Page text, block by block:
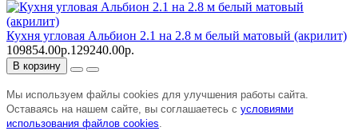
Кухня угловая Альбион 2.1 на 2.8 м белый матовый (акрилит)
109854.00р.129240.00р.
В корзину
Мы используем файлы cookies для улучшения работы сайта.
Оставаясь на нашем сайте, вы соглашаетесь с условиями
использования файлов cookies.